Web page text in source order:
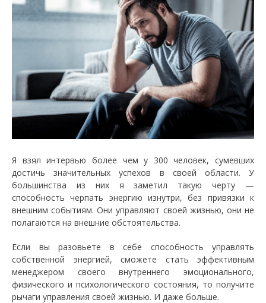
Я взял интервью более чем у 300 человек, сумевших
достичь значительных успехов в своей области. У
большинства из них я заметил такую черту —
способность черпать энергию изнутри, без привязки к
внешним событиям. Они управляют своей жизнью, они не
полагаются на внешние обстоятельства.
Если вы разовьете в себе способность управлять
собственной энергией, сможете стать эффективным
менеджером своего внутреннего эмоционального,
физического и психологического состояния, то получите
рычаги управления своей жизнью. И даже больше.